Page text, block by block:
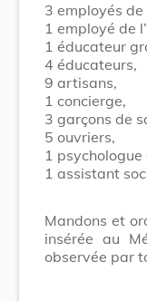
3 employés de
1 employé de
1 éducateur
4 éducateurs,
9 artisans,
1 concierge,
3 garçons de
5 ouvriers,
1 psychologue
1 assistant
Mandons et
insérée au
observée par